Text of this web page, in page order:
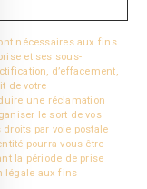
nécessaires aux fins
et ses sous-
d’effacement,
de votre
une réclamation
le sort de vos
droits par voie postale
pourra vous être
la période de prise
légale aux fins